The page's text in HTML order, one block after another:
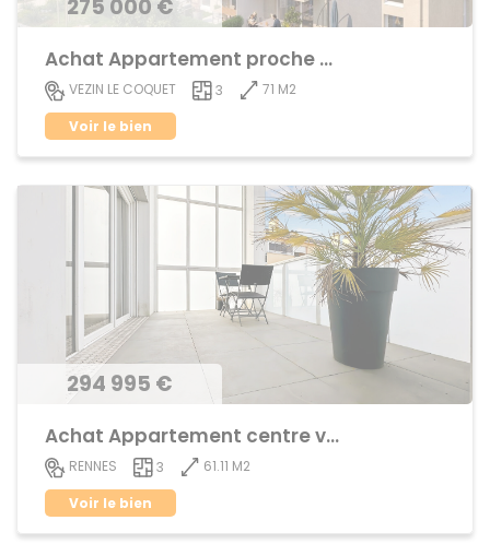
275 000 €
Achat Appartement proche centre ville
VEZIN LE COQUET 3
71 M2
Voir le bien
294 995 €
Achat Appartement centre ville
RENNES 3
61.11 M2
Voir le bien